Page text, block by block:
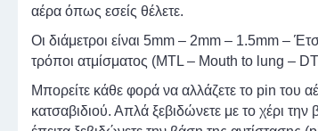
αέρα όπως εσείς θέλετε.
Οι διάμετροι είναι 5mm – 2mm – 1.5mm –
τρόποι ατμίσματος (MTL – Mouth to lung –
Μπορείτε κάθε φορά να αλλάζετε το pin του
κατσαβιδιού. Απλά ξεβιδώνετε με το χέρι